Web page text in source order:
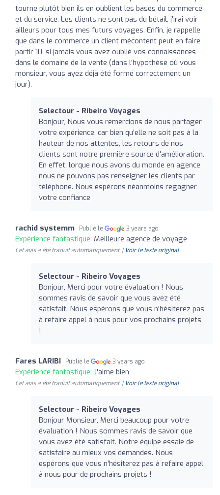
tourne plutôt bien ils en oublient les bases du commerce
et du service. Les clients ne sont pas du bétail, j'irai voir
ailleurs pour tous mes futurs voyages. Enfin, je rappelle
que dans le commerce un client mécontent peut en faire
partir 10, si jamais vous avez oublié vos connaissances
dans le domaine de la vente (dans l'hypothèse où vous
monsieur, vous ayez déjà été formé correctement un
jour).
Selectour - Ribeiro Voyages
Bonjour, Nous vous remercions de nous partager
votre expérience, car bien qu'elle ne soit pas à la
hauteur de nos attentes, les retours de nos
clients sont notre première source d'amélioration.
En effet, lorque nous avons du monde en agence
nous ne pouvons pas renseigner les clients par
téléphone. Nous espérons néanmoins regagner
votre confiance
rachid systemm Publié le 3 years ago
Expérience fantastique: Meilleure agence de voyage
Cet avis a été traduit automatiquement. | Voir le texte original
Selectour - Ribeiro Voyages
Bonjour, Merci pour votre évaluation ! Nous
sommes ravis de savoir que vous avez été
satisfait. Nous espérons que vous n'hésiterez pas
à refaire appel à nous pour vos prochains projets
!
Fares LARIBI Publié le 3 years ago
Expérience fantastique: J'aime bien
Cet avis a été traduit automatiquement. | Voir le texte original
Selectour - Ribeiro Voyages
Bonjour Monsieur, Merci beaucoup pour votre
évaluation ! Nous sommes ravis de savoir que
vous avez été satisfait. Notre équipe essaie de
satisfaire au mieux vos demandes. Nous
espérons que vous n'hésiterez pas à refaire appel
à nous pour de prochains projets !